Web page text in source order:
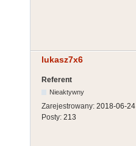
lukasz7x6
Referent
Nieaktywny
Zarejestrowany: 2018-06-24
Posty: 213